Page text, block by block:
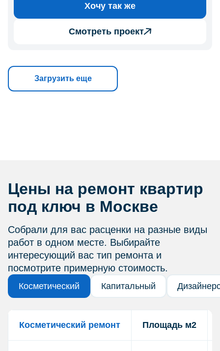
Хочу так же
Смотреть проект
Загрузить еще
Цены на ремонт квартир
под ключ в Москве
Собрали для вас расценки на разные виды
работ в одном месте. Выбирайте
интересующий вас тип ремонта и
посмотрите примерную стоимость.
Косметический Капитальный
Косметический ремонт Площадь м2